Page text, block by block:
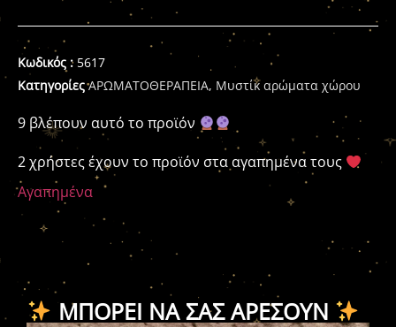
Κωδικός : 5617
Κατηγορίες ΑΡΩΜΑΤΟΘΕΡΑΠΕΙΑ, Μυστίκ αρώματα χώρου
9 βλέπουν αυτό το προϊόν
2 χρήστες έχουν το προϊόν στα αγαπημένα τους
Αγαπημένα
ΜΠΟΡΕΊ ΝΑ ΣΑΣ ΑΡΈΣΟΥΝ